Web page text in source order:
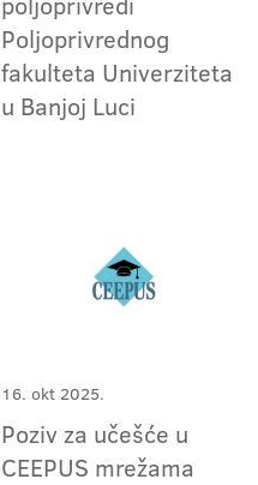
Poljoprivrednog
fakulteta Univerziteta
u Banjoj Luci
16. okt 2025.
Poziv za učešće u
CEEPUS mrežama